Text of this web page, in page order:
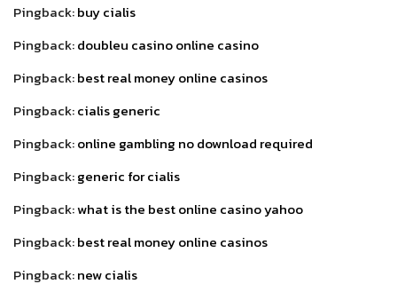
Pingback:buy cialis
Pingback:doubleu casino online casino
Pingback:best real money online casinos
Pingback:cialis generic
Pingback:online gambling no download required
Pingback:generic for cialis
Pingback:what is the best online casino yahoo
Pingback:best real money online casinos
Pingback:new cialis